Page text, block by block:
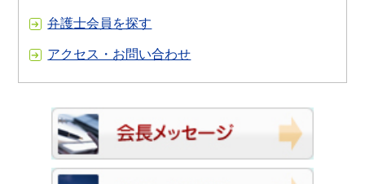
弁護士会員を探す
アクセス・お問い合わせ